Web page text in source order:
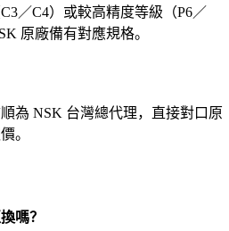
／C4）或較高精度等級（P6／
原廠備有對應規格。
為 NSK 台灣總代理，直接對口原
。
嗎？